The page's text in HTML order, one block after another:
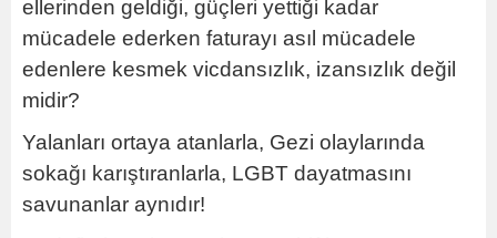
ellerinden geldiği, güçleri yettiği kadar
mücadele ederken faturayı asıl mücadele
edenlere kesmek vicdansızlık, izansızlık değil
midir?
Yalanları ortaya atanlarla, Gezi olaylarında
sokağı karıştıranlarla, LGBT dayatmasını
savunanlar aynıdır!